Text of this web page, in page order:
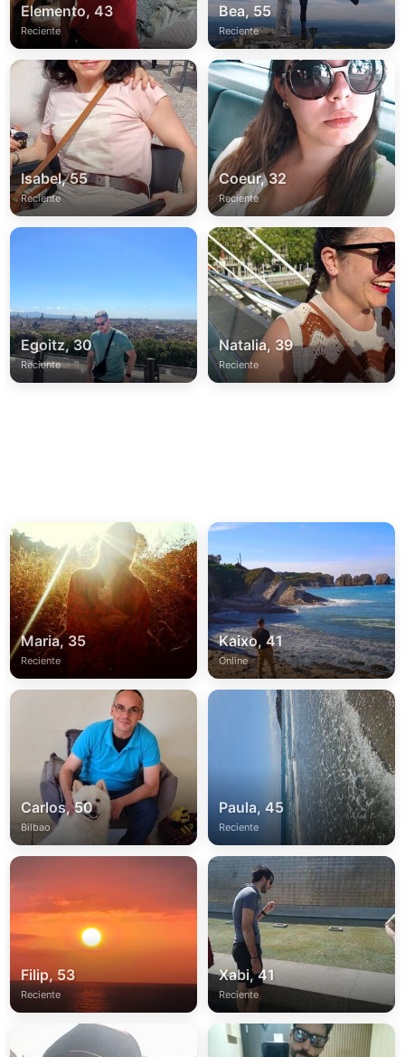
Elemento, 43
Reciente
Bea, 55
Reciente
Isabel, 55
Reciente
Coeur, 32
Reciente
Egoitz, 30
Reciente
Natalia, 39
Reciente
Maria, 35
Reciente
Kaixo, 41
Online
Carlos, 50
Bilbao
Paula, 45
Reciente
Filip, 53
Reciente
Xabi, 41
Reciente